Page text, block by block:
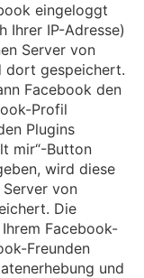
eingeloggt
Ihrer IP-Adresse)
Server von
dort gespeichert.
Facebook den
Profil
Plugins
mir“-Button
wird diese
von
Die
Facebook-
Freunden
und